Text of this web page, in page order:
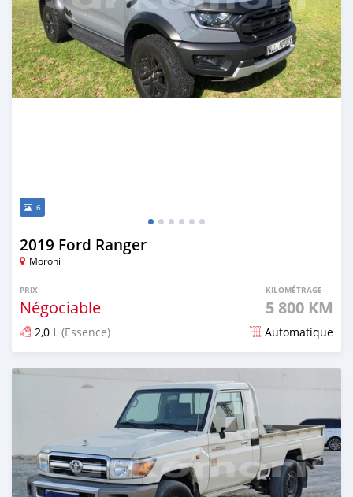
6
2019 Ford Ranger
Moroni
PRIX
Négociable
KILOMÉTRAGE
5 800 KM
2,0 L (Essence) Automatique
Publié il y a plus d'un an